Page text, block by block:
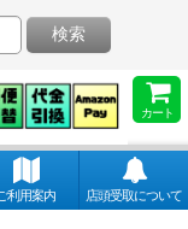
カート
検索
利用案内 店頭受取について